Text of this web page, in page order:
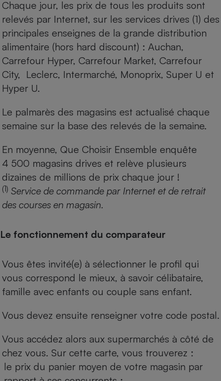
Chaque jour, les prix de tous les produits sont
relevés par Internet, sur les services drives (1) des
principales enseignes de la grande distribution
alimentaire (hors hard discount) : Auchan,
Carrefour Hyper, Carrefour Market, Carrefour
City, Leclerc, Intermarché, Monoprix, Super U et
Hyper U.
Le palmarès des magasins est actualisé chaque
semaine sur la base des relevés de la semaine.
En moyenne, Que Choisir Ensemble enquête
4 500 magasins drives et relève plusieurs
dizaines de millions de prix chaque jour !
(1) Service de commande par Internet et de retrait
des courses en magasin.
Le fonctionnement du comparateur
Vous êtes invité(e) à sélectionner le profil qui
vous correspond le mieux, à savoir célibataire,
famille avec enfants ou couple sans enfant.
Vous devez ensuite renseigner votre code postal.
Vous accédez alors aux supermarchés à côté de
chez vous. Sur cette carte, vous trouverez :
le prix du panier moyen de votre magasin par